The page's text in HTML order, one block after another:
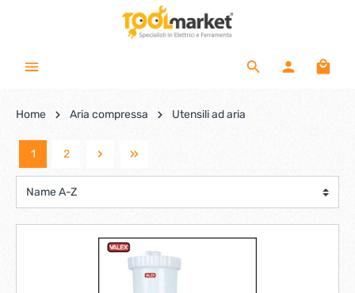
Home Aria compressa Utensili ad aria
1 2